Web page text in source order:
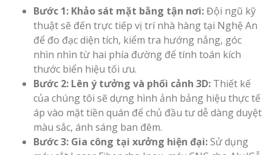
Bước 1: Khảo sát mặt bằng tận nơi:Đội ngũ kỹ
thuật sẽ đến trực tiếp vị trí nhà hàng tại Nghệ An
để đo đạc diện tích, kiểm tra hướng nắng, góc
nhìn nhìn từ hai phía đường để tính toán kích
thước biển hiệu tối ưu.
Bước 2: Lên ý tưởng và phối cảnh 3D: Thiết kế
của chúng tôi sẽ dựng hình ảnh bảng hiệu thực tế
áp vào mặt tiền quán để chủ đầu tư dễ dàng duyệt
màu sắc, ánh sáng ban đêm.
Bước 3: Gia công tại xưởng hiện đại:Sử dụng